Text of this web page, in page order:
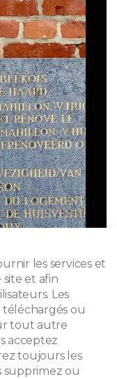
les services et
et afin
Les
téléchargés ou
tout autre
acceptez
toujours les
supprimez ou